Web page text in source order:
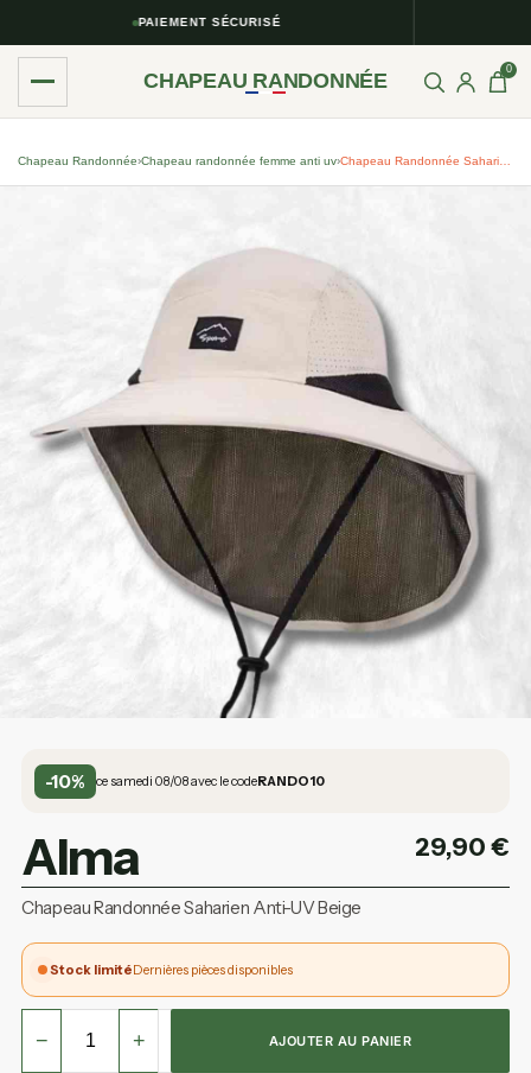
PAIEMENT SÉCURISÉ
CHAPEAU RANDONNÉE 0
Chapeau Randonnée›Chapeau randonnée femme anti uv​›
-10% ce samedi 08/08 avec le codeRANDO10
Alma 29,90€
Chapeau Randonnée Saharien Anti-UV Beige
Stock limitéDernières pièces disponibles
− + AJOUTER AU PANIER